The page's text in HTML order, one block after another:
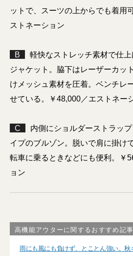
ットで、スーツの上からでも着用
ストネーション
B
軽快なストレッチ素材で仕
ジャケット。脇下はレーザーカッ
けメッシュ素材を圧着。ベンチレ
せている。￥48,000／エストネー
C
内側にショルダーストラッ
イプのブルゾン。脱いで肩に掛け
転車に乗るときなどにも便利。￥
ョン
高機能アウターに関するおすすめ記事
雨にも風にも負けず、とことん強い。